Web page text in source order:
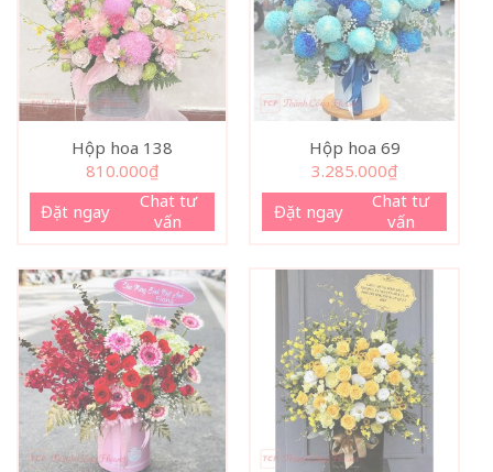
Hộp hoa 138
810.000₫
Đặt ngay
Chat tư
vấn
Hộp hoa 69
3.285.000₫
Đặt ngay
Chat tư
vấn